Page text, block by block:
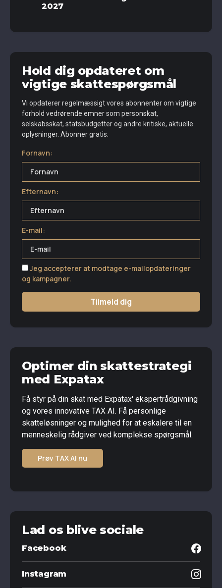
2027
Hold dig opdateret om
vigtige skattespørgsmål
Vi opdaterer regelmæssigt vores abonnenter om vigtige
forhold vedrørende emner som personskat,
selskabsskat, statsbudgetter og andre kritiske, aktuelle
oplysninger. Abonner gratis.
Fornavn:
Efternavn:
E-mail:
Jeg accepterer at modtage e-mailopdateringer
og kampagner.
Tilmeld dig
Optimer din skattestrategi
med Expatax
Få styr på din skat med Expatax' ekspertrådgivning
og vores innovative TAX AI. Få personlige
skatteløsninger og mulighed for at eskalere til en
menneskelig rådgiver ved komplekse spørgsmål.
Prøv TAX AI nu
Lad os blive sociale
Facebook
Instagram